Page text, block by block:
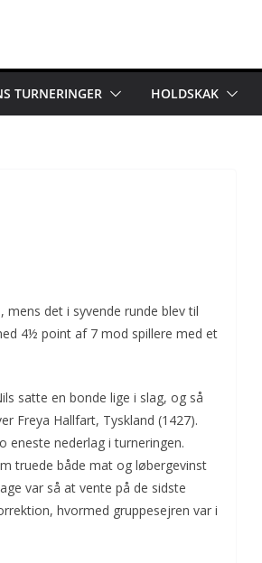
TURNERINGER HOLDSKAK
det i syvende runde blev til
4½ point af 7 mod spillere med et
satte en bonde lige i slag, og så
Freya Hallfart, Tyskland (1427).
nederlag i turneringen.
truede både mat og løbergevinst
var så at vente på de sidste
hvormed gruppesejren var i